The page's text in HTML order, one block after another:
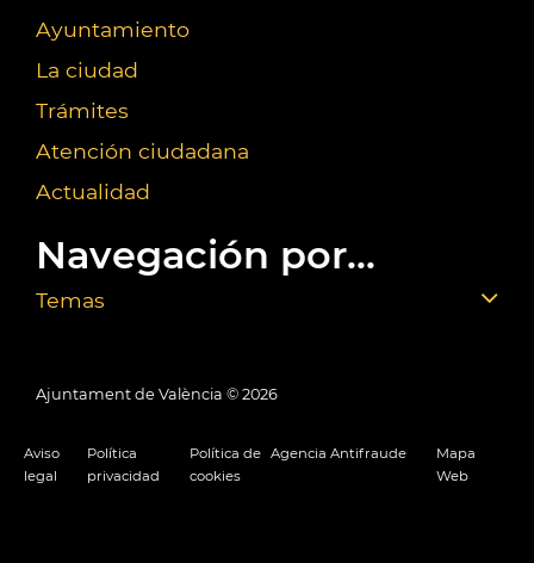
Ayuntamiento
La ciudad
Trámites
Atención ciudadana
Actualidad
Navegación por...
Temas
Ajuntament de València © 2026
Aviso
legal
Política
privacidad
Política de
cookies
Agencia Antifraude
Mapa
Web